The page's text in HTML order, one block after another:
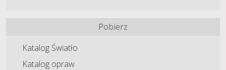
Pobierz
Katalog Światło
Katalog opraw